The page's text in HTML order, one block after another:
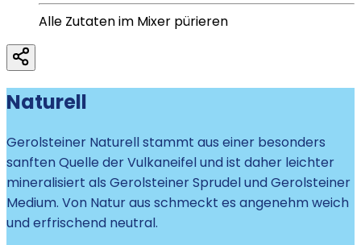
Alle Zutaten im Mixer pürieren
Naturell
Gerolsteiner Naturell stammt aus einer besonders
sanften Quelle der Vulkaneifel und ist daher leichter
mineralisiert als Gerolsteiner Sprudel und Gerolsteiner
Medium. Von Natur aus schmeckt es angenehm weich
und erfrischend neutral.